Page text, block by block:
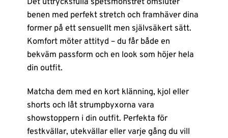
benen med perfekt stretch och framhäver dina
former på ett sensuellt men självsäkert sätt.
Komfort möter attityd – du får både en
bekväm passform och en look som höjer hela
din outfit.
Matcha dem med en kort klänning, kjol eller
shorts och låt strumpbyxorna vara
showstoppern i din outfit. Perfekta för
festkvällar, utekvällar eller varje gång du vill